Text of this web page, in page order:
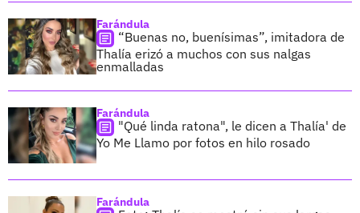
Farándula
“Buenas no, buenísimas”, imitadora de
Thalía erizó a muchos con sus nalgas
enmalladas
Farándula
"Qué linda ratona", le dicen a Thalía' de
Yo Me Llamo por fotos en hilo rosado
Farándula